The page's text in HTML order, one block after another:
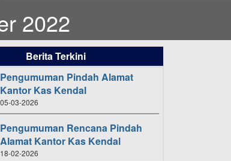
2022
Berita Terkini
Pengumuman Pindah Alamat
Kantor Kas Kendal
05-03-2026
Pengumuman Rencana Pindah
Alamat Kantor Kas Kendal
18-02-2026